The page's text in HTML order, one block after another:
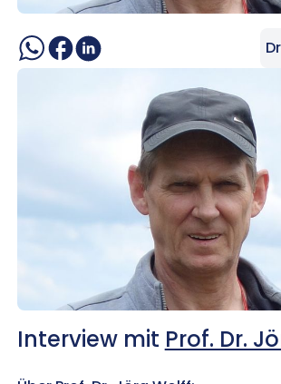
Interview mit Prof. Dr.